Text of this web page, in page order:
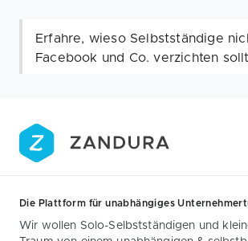
Erfahre, wieso Selbstständige
Facebook und Co. verzichten
Die Plattform für unabhängiges
Wir wollen Solo-Selbstständigen und